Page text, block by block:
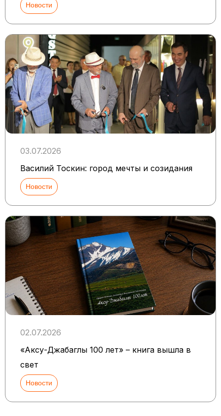
Новости
03.07.2026
Василий Тоскин: город мечты и созидания
Новости
02.07.2026
«Аксу-Джабаглы 100 лет» – книга вышла в
свет
Новости